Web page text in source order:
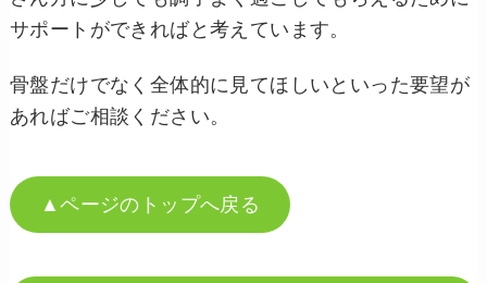
サポートができればと考えています。
骨盤だけでなく全体的に見てほしいといった要望が
あればご相談ください。
▲ページのトップへ戻る